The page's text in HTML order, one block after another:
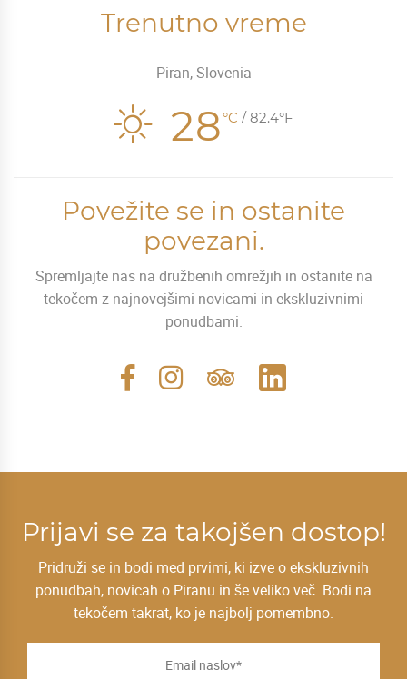
Trenutno vreme
Piran, Slovenia
28°C / 82.4°F
Povežite se in ostanite
povezani.
Spremljajte nas na družbenih omrežjih in ostanite na
tekočem z najnovejšimi novicami in ekskluzivnimi
ponudbami.
Prijavi se za takojšen dostop!
Pridruži se in bodi med prvimi, ki izve o ekskluzivnih
ponudbah, novicah o Piranu in še veliko več. Bodi na
tekočem takrat, ko je najbolj pomembno.